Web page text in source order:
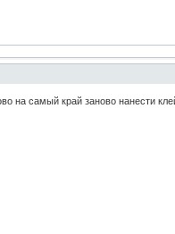
на самый край заново нанести